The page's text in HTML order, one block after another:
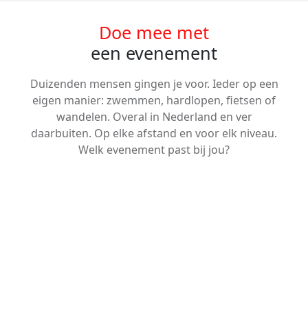
Doe mee met
een evenement
Duizenden mensen gingen je voor. Ieder op een
eigen manier: zwemmen, hardlopen, fietsen of
wandelen. Overal in Nederland en ver
daarbuiten. Op elke afstand en voor elk niveau.
Welk evenement past bij jou?